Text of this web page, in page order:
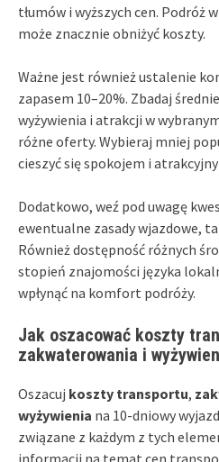
tłumów i wyższych cen. Podróż
może znacznie obniżyć koszty.
Ważne jest również ustalenie
zapasem 10–20%. Zbadaj
wyżywienia i atrakcji w
różne oferty. Wybieraj mniej
cieszyć się spokojem i
Dodatkowo, weź pod uwagę
ewentualne zasady wjazdowe,
Również dostępność różnych
stopień znajomości języka
wpłynąć na komfort podróży.
Jak oszacować koszty
zakwaterowania i
Oszacuj koszty transportu,
wyżywienia na 10-dniowy
związane z każdym z tych
informacji na temat cen